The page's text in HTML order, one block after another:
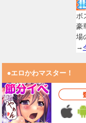
ボ
豪
場
→
●エロかわマスター！